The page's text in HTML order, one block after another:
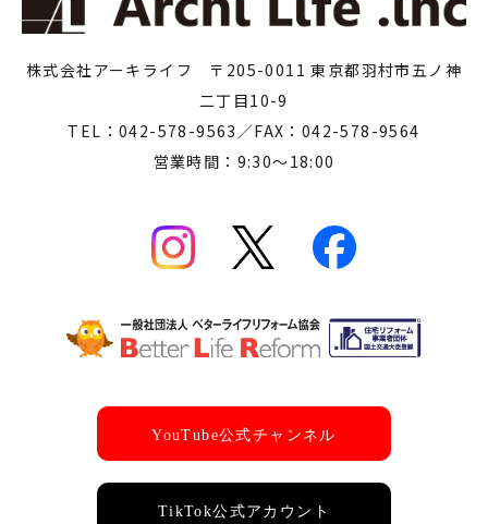
株式会社アーキライフ 〒205-0011 東京都羽村市五ノ神
二丁目10-9
TEL：042-578-9563／FAX：042-578-9564
営業時間：9:30～18:00